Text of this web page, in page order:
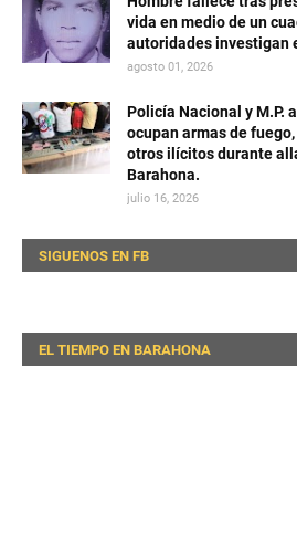
vida en medio de un
autoridades investigan
agosto 01, 2026
Policía Nacional y M.P.
ocupan armas de
otros ilícitos durante
Barahona.
julio 16, 2026
SIGUENOS EN FB
EL TIEMPO EN BARAHONA